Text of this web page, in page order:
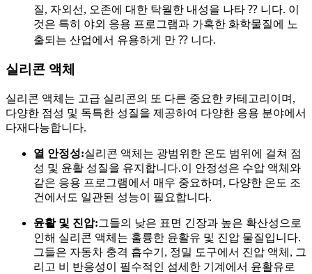
질, 자외선, 오존에 대한 탁월한 내성을 나타 ⁇ 니다. 이
것은 특히 야외 응용 프로그램과 가혹한 화학물질에 노
출되는 산업에서 유용하게 만 ⁇ 니다.
실리콘 액체
실리콘 액체는 고급 실리콘의 또 다른 중요한 카테고리이며,
다양한 점성 및 독특한 성질을 제공하여 다양한 응용 분야에서
다재다능합니다.
열 안정성:실리콘 액체는 광범위한 온도 범위에 걸쳐 점
성 및 윤활 성질을 유지합니다.이 안정성은 수압 액체와
같은 응용 프로그램에서 매우 중요하며, 다양한 온도 조
건에서도 일관된 성능이 필요합니다.
윤활 및 진압:그들의 낮은 표면 긴장과 높은 확산성으로
인해 실리콘 액체는 훌륭한 윤활유 및 진압 물질입니다.
그들은 자동차 충격 흡수기, 정밀 도구에서 진압 액체, 그
리고 비 반응성이 필수적인 섬세한 기계에서 윤활유로